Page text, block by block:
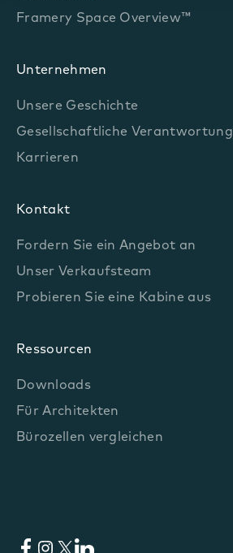
Framery Space Overview™
Unternehmen
Unsere Geschichte
Gesellschaftliche Verantwortung
Karrieren
Kontakt
Fordern Sie ein Angebot an
Unser Verkaufsteam
Probieren Sie eine Kabine aus
Ressourcen
Downloads
Für Architekten
Bürozellen vergleichen
Facebook
Instagram
X LinkedIn